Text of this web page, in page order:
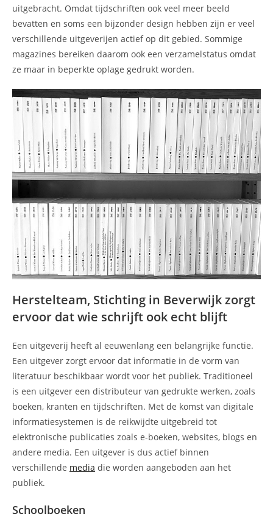
uitgebracht. Omdat tijdschriften ook veel meer beeld
bevatten en soms een bijzonder design hebben zijn er veel
verschillende uitgeverijen actief op dit gebied. Sommige
magazines bereiken daarom ook een verzamelstatus omdat
ze maar in beperkte oplage gedrukt worden.
Herstelteam, Stichting in Beverwijk zorgt
ervoor dat wie schrijft ook echt blijft
Een uitgeverij heeft al eeuwenlang een belangrijke functie.
Een uitgever zorgt ervoor dat informatie in de vorm van
literatuur beschikbaar wordt voor het publiek. Traditioneel
is een uitgever een distributeur van gedrukte werken, zoals
boeken, kranten en tijdschriften. Met de komst van digitale
informatiesystemen is de reikwijdte uitgebreid tot
elektronische publicaties zoals e-boeken, websites, blogs en
andere media. Een uitgever is dus actief binnen
verschillende media die worden aangeboden aan het
publiek.
Schoolboeken